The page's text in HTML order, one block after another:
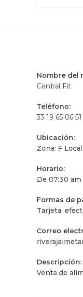
Nombre del
Central Fit
Teléfono:
33 19 65 06 51
Ubicación:
Zona: F
Horario:
De 07:30 am
Formas de
Tarjeta,
Correo
Descripción:
Venta de